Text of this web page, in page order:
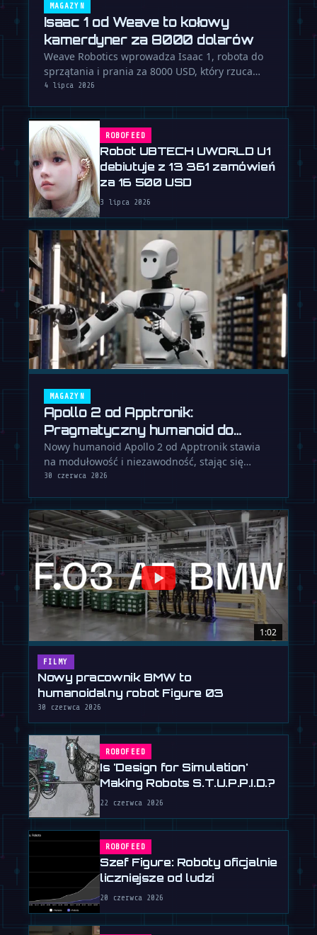
MAGAZYN
Isaac 1 od Weave to kołowy
kamerdyner za 8000 dolarów
Weave Robotics wprowadza Isaac 1, robota do
sprzątania i prania za 8000 USD, który rzuca
wyzwanie modelowi Neo od 1X …
4 lipca 2026
ROBOFEED
Robot UBTECH UWORLD U1
debiutuje z 13 361 zamówień
za 16 500 USD
3 lipca 2026
MAGAZYN
Apollo 2 od Apptronik:
Pragmatyczny humanoid do
pracy
Nowy humanoid Apollo 2 od Apptronik stawia
na modułowość i niezawodność, stając się
poważnym konkurentem w rzeczywistych …
30 czerwca 2026
1:02
FILMY
Nowy pracownik BMW to
humanoidalny robot Figure 03
30 czerwca 2026
ROBOFEED
Is 'Design for Simulation'
Making Robots S.T.U.P.P.I.D.?
22 czerwca 2026
ROBOFEED
Szef Figure: Roboty oficjalnie
liczniejsze od ludzi
20 czerwca 2026